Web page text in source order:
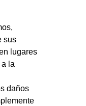
sus
lugares
la
daños